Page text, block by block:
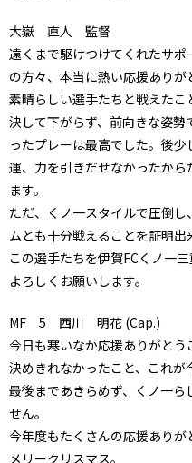
大嶽 直人 監督
遠くまで駆けつけてくれたサ
の方々、本当に熱い応援ありが
素晴らしい選手たちと戦えたこ
決して下がらず、前向きな姿
ったプレーは最高でした。後
運、力を引きだせなかったか
ます。
ただ、くノ一スタイルで圧倒
ムとも十分戦えることを証明出
この選手たちを伊賀FCくノ一
よろしくお願いします。
MF 5 西川 明花 (Cap.)
今日も寒いなか応援ありがと
決めきれなかったこと、これが
最後まであきらめず、くノ一
せん。
今年度もたくさんの応援ありが
メリークリスマス。